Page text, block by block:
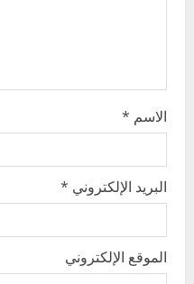
الاسم *
البريد الإلكتروني *
الموقع الإلكتروني